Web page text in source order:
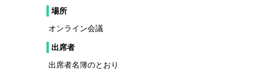
場所
オンライン会議
出席者
出席者名簿のとおり